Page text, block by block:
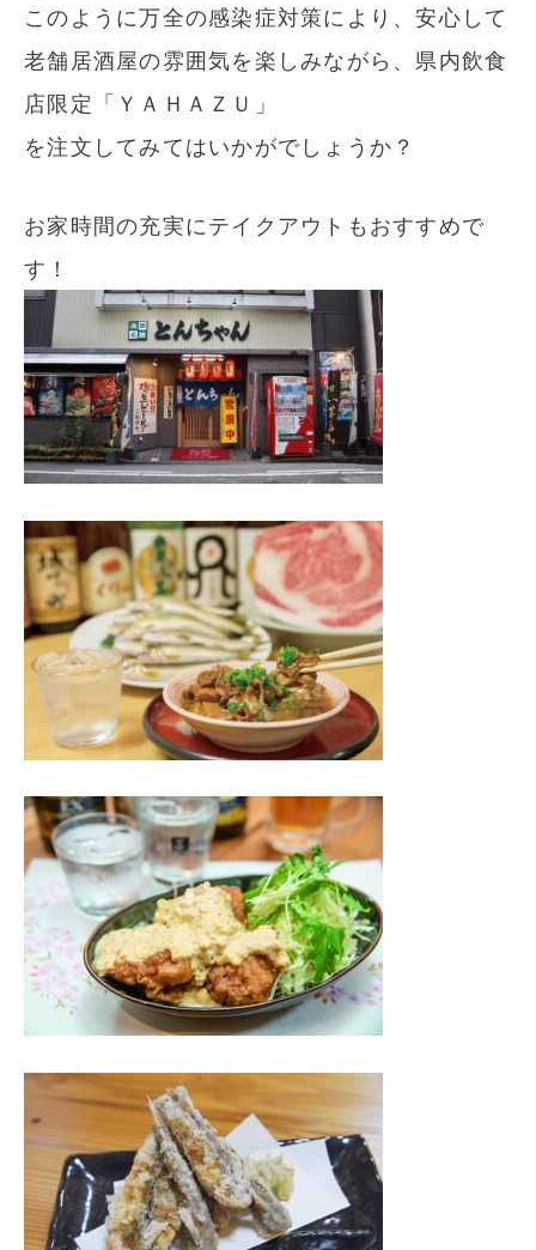
このように万全の感染症対策により、安心して
老舗居酒屋の雰囲気を楽しみながら、県内飲食
店限定「ＹＡＨＡＺＵ」
を注文してみてはいかがでしょうか？
お家時間の充実にテイクアウトもおすすめで
す！